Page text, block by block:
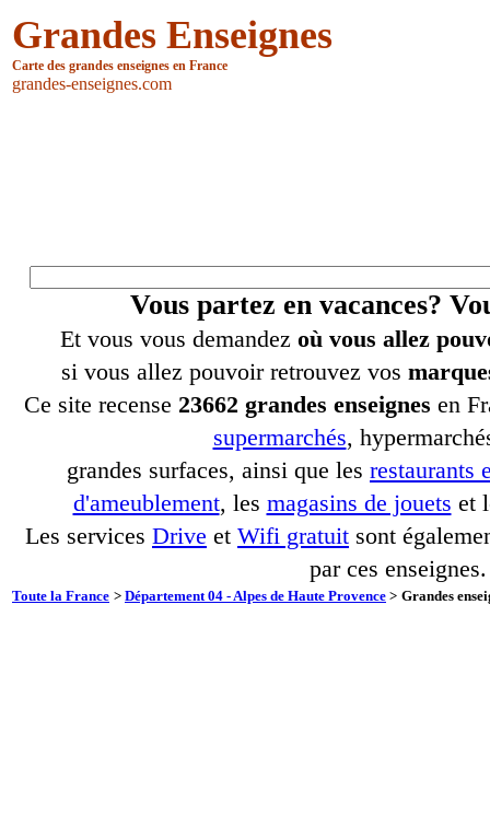
Grandes Enseignes
Carte des grandes enseignes en France
grandes-enseignes.com
Vous partez en vacances?
Et vous vous demandez où vous allez
si vous allez pouvoir retrouvez vos
Ce site recense 23662 grandes enseignes en
supermarchés,
grandes surfaces, ainsi que les restaurants
d'ameublement, les magasins de jouets et
Les services Drive et Wifi gratuit sont
par ces enseignes.
Toute la France > Département 04 - Alpes de Haute Provence > Grandes